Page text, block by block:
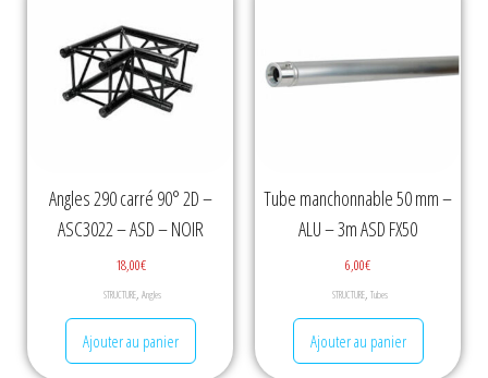
Angles 290 carré 90° 2D –
ASC3022 – ASD – NOIR
18,00€
STRUCTURE, Angles
Ajouter au panier
Tube manchonnable 50 mm –
ALU – 3m ASD FX50
6,00€
STRUCTURE, Tubes
Ajouter au panier